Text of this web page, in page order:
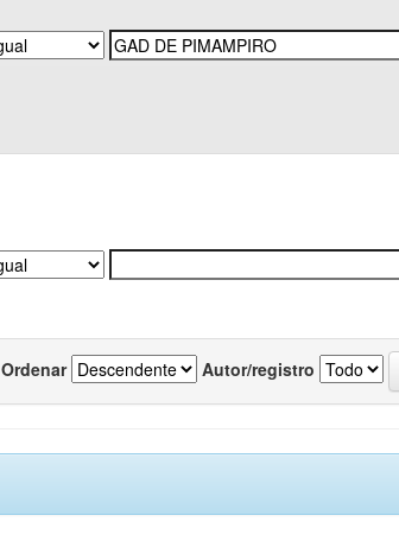
Ordenar Autor/registro